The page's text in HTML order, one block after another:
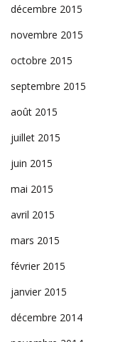
décembre 2015
novembre 2015
octobre 2015
septembre 2015
août 2015
juillet 2015
juin 2015
mai 2015
avril 2015
mars 2015
février 2015
janvier 2015
décembre 2014